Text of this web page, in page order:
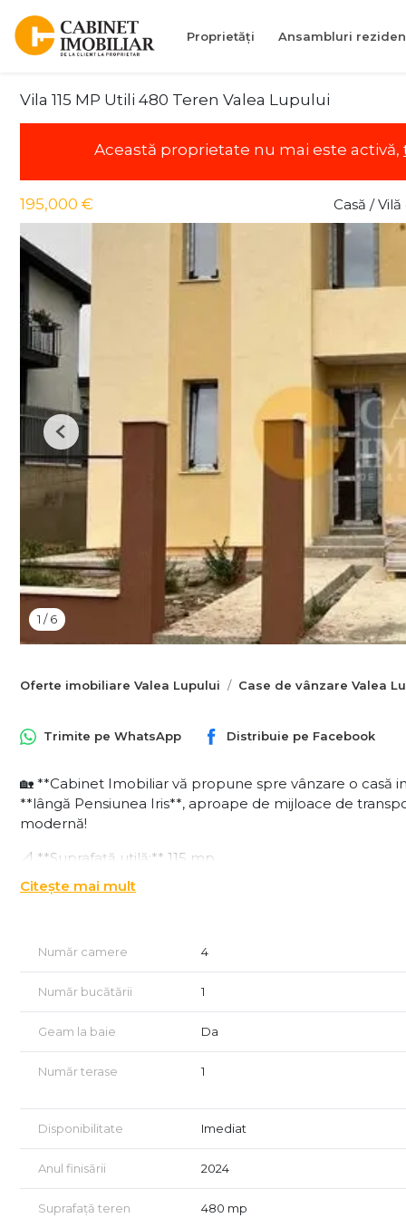
Proprietăți Ansambluri
Vila 115 MP Utili 480 Teren Valea Lupului
Această proprietate nu mai este activă,
195,000 € Casă /
1 /6
Previous
Oferte imobiliare Valea Lupului Case de vânzare Valea
Trimite pe WhatsApp Distribuie pe Facebook
🏡 **Cabinet Imobiliar vă propune spre vânzare o casă
**lângă Pensiunea Iris**, aproape de mijloace de
modernă!
📐 **Suprafață utilă:** 115 mp
🌳 **Teren:** 480 mp
💶 **Preț:** 199.000 € (negociabil)
**Parter:**
* Living spațios
* Bucătărie separată
* Baie
**Etaj:**
* 3 dormitoare luminoase
* Dressing
* Baie modernă
Citește mai mult
Număr camere 4
Număr bucătării 1
Geam la baie Da
Număr terase 1
Disponibilitate Imediat
Anul finisării 2024
Suprafață teren 480 mp